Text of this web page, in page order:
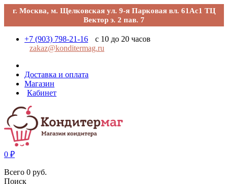
г. Москва, м. Щелковская ул. 9-я Парковая вл. 61Ас1 ТЦ
Вектор э. 2 пав. 7
+7 (903) 798-21-16
с 10 до 20 часов
zakaz@konditermag.ru
Доставка и оплата
Магазин
Кабинет
0 ₽
Всего 0 руб.
Поиск